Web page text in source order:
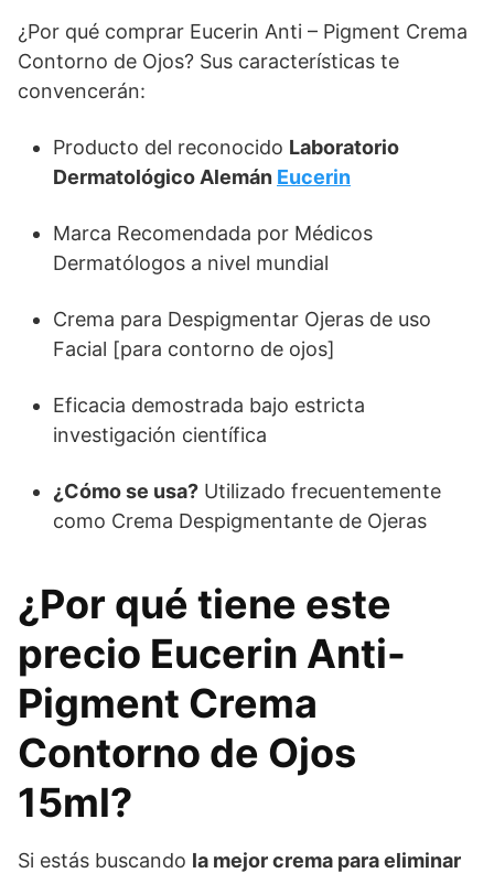
¿Por qué comprar Eucerin Anti – Pigment Crema
Contorno de Ojos? Sus características te
convencerán:
Producto del reconocido Laboratorio
Dermatológico Alemán Eucerin
Marca Recomendada por Médicos
Dermatólogos a nivel mundial
Crema para Despigmentar Ojeras de uso
Facial [para contorno de ojos]
Eficacia demostrada bajo estricta
investigación científica
¿Cómo se usa? Utilizado frecuentemente
como Crema Despigmentante de Ojeras
¿Por qué tiene este
precio Eucerin Anti-
Pigment Crema
Contorno de Ojos
15ml?
Si estás buscando la mejor crema para eliminar